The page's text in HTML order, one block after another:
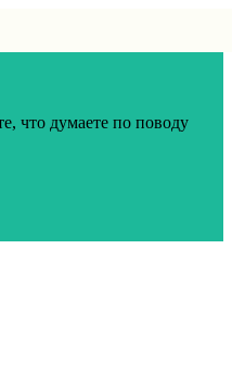
что думаете по поводу